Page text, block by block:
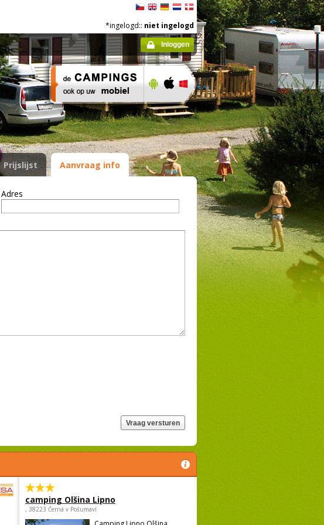
*ingelogd:: niet ingelogd
Inloggen
Prijslijst Aanvraag info
Adres
camping Olšina Lipno
, 38223 Černá v Pošumaví